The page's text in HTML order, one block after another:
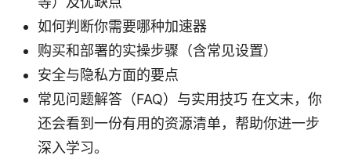
如何判断你需要哪种加速器
购买和部署的实操步骤（含常见设置）
安全与隐私方面的要点
常见问题解答（FAQ）与实用技巧 在文末，你
还会看到一份有用的资源清单，帮助你进一步
深入学习。